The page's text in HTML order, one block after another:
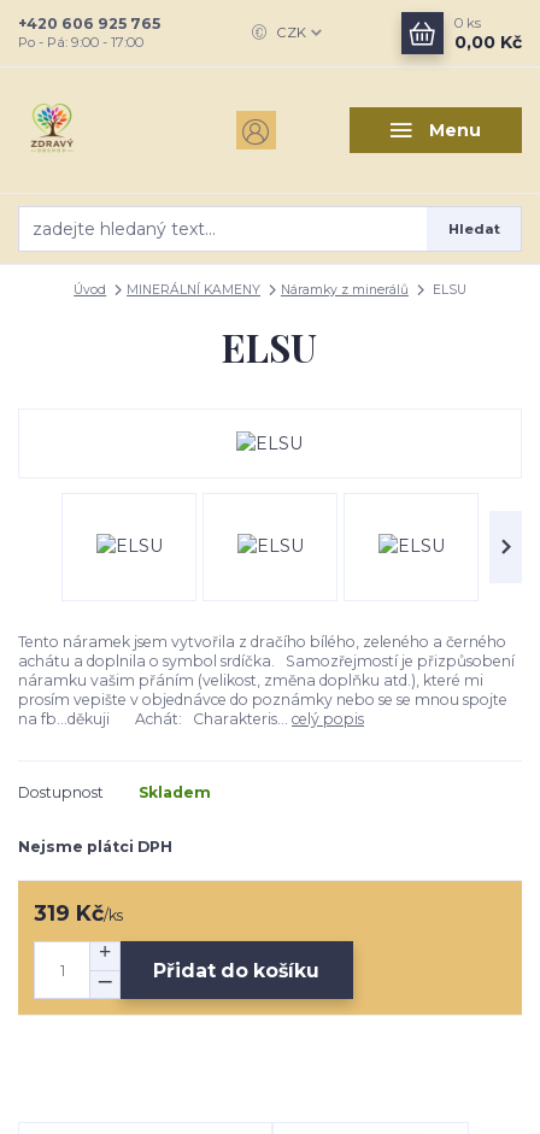
Menu
CZK
Hledat
+420 606 925 765
Po - Pá: 9:00 - 17:00
0 ks
0,00 Kč
Úvod MINERÁLNÍ KAMENY Náramky z minerálů ELSU
ELSU
Tento náramek jsem vytvořila z dračího bílého, zeleného a černého
achátu a doplnila o symbol srdíčka. Samozřejmostí je přizpůsobení
náramku vašim přáním (velikost, změna doplňku atd.), které mi
prosím vepište v objednávce do poznámky nebo se se mnou spojte
na fb...děkuji Achát: Charakteris... celý popis
Dostupnost Skladem
Nejsme plátci DPH
319 Kč/ks
Přidat do košíku